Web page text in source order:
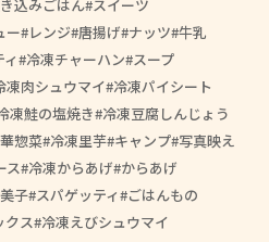
込みごはん スイーツ
ー レンジ 唐揚げ ナッツ 牛乳
冷凍チャーハン スープ
凍肉シュウマイ 冷凍パイシート
凍鮭の塩焼き 冷凍豆腐しんじょう
惣菜 冷凍里芋 キャンプ 写真映え
ス 冷凍からあげ からあげ
子 スパゲッティ
ごはんもの
クス 冷凍えびシュウマイ